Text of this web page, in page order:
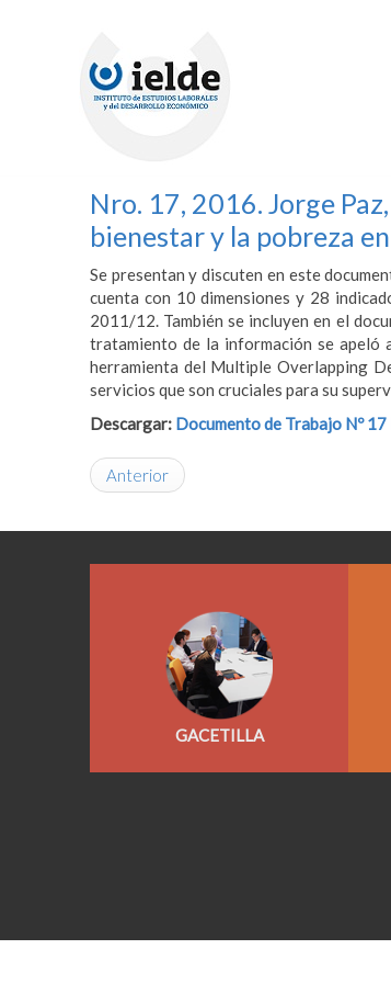
Nro. 17, 2016. Jorge
bienestar y la pobreza
Se presentan y discuten en este
cuenta con 10 dimensiones y 28
2011/12. También se incluyen en el
tratamiento de la información se apeló
herramienta del Multiple Overlapping
servicios que son cruciales para su
Descargar: Documento de Trabajo Nº 17
Anterior
GACETILLA